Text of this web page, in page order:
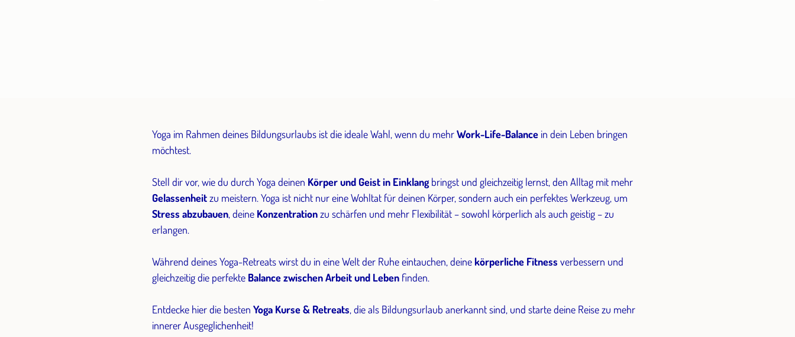
Yoga im Rahmen deines Bildungsurlaubs ist die ideale Wahl, wenn du mehrWork-Life-Balancein dein Leben bringen
möchtest.
Stell dir vor, wie du durch Yoga deinen Körper und Geist in Einklangbringst und gleichzeitig lernst, den Alltag mit mehr
Gelassenheitzu meistern. Yoga ist nicht nur eine Wohltat für deinen Körper, sondern auch ein perfektes Werkzeug, um
Stress abzubauen, deine Konzentrationzu schärfen und mehr Flexibilität – sowohl körperlich als auch geistig – zu
erlangen.
Während deines Yoga-Retreats wirst du in eine Welt der Ruhe eintauchen, deine körperliche Fitness verbessern und
gleichzeitig die perfekteBalance zwischen Arbeit und Lebenfinden.
Entdecke hier die besten Yoga Kurse & Retreats, die als Bildungsurlaub anerkannt sind, und starte deine Reise zu mehr
innerer Ausgeglichenheit!